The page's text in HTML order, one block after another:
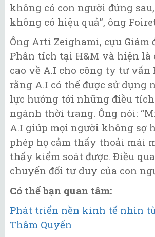
không có con người đứng
không có hiệu quả”, ông
Ông Arti Zeighami, cựu Giám
Phân tích tại H&M và hiện là
cao về A.I cho công ty tư vấn
rằng A.I có thể được sử dụng
lực hướng tới những điều
ngành thời trang. Ông nói:
A.I giúp mọi người không sợ
phép họ cảm thấy thoải mái
thấy kiểm soát được. Điều
chuyển đổi tư duy của con
Có thể bạn quan tâm:
Phát triển nền kinh tế nhìn
Thâm Quyến